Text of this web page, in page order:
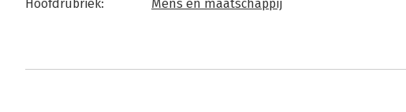
Hoofdrubriek: Mens en maatschappij